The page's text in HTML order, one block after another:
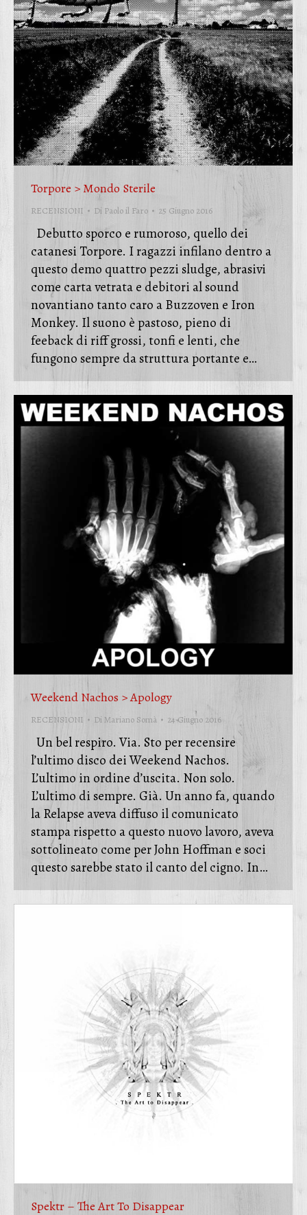
Torpore > Mondo Sterile
RECENSIONI Di Paolo il Faro 25 Giugno 2016
Debutto sporco e rumoroso, quello dei
catanesi Torpore. I ragazzi infilano dentro a
questo demo quattro pezzi sludge, abrasivi
come carta vetrata e debitori al sound
novantiano tanto caro a Buzzoven e Iron
Monkey. Il suono è pastoso, pieno di
feeback di riff grossi, tonfi e lenti, che
fungono sempre da struttura portante e…
Weekend Nachos > Apology
RECENSIONI DiMariano Somà 24 Giugno 2016
Un bel respiro. Via. Sto per recensire
l’ultimo disco dei Weekend Nachos.
L’ultimo in ordine d’uscita. Non solo.
L’ultimo di sempre. Già. Un anno fa, quando
la Relapse aveva diffuso il comunicato
stampa rispetto a questo nuovo lavoro, aveva
sottolineato come per John Hoffman e soci
questo sarebbe stato il canto del cigno. In…
Spektr – The Art To Disappear